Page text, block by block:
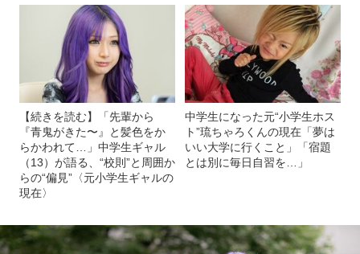
【続きを読む】「先輩から
『青鬼がきた〜』と髪色をか
らかわれて…」中学生ギャル
（13）が語る、“校則”と周囲か
らの“偏見”〈元小学生ギャルの
現在〉
中学生になった元“小学生ホス
ト”琉ちゃろくんの現在「夢は
いい大学に行くこと」「宿題
とは別に毎日自習を…」